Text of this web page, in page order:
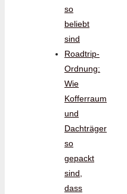
so
beliebt
sind
Roadtrip-
Ordnung:
Wie
Kofferraum
und
Dachträger
so
gepackt
sind,
dass